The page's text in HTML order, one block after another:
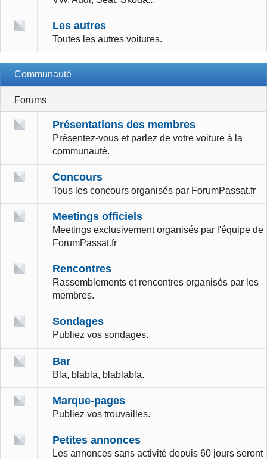
Les autres
Toutes les autres voitures.
Communauté
Forums
Présentations des membres
Présentez-vous et parlez de votre voiture à la
communauté.
Concours
Tous les concours organisés par ForumPassat.fr
Meetings officiels
Meetings exclusivement organisés par l'équipe de
ForumPassat.fr
Rencontres
Rassemblements et rencontres organisés par les
membres.
Sondages
Publiez vos sondages.
Bar
Bla, blabla, blablabla.
Marque-pages
Publiez vos trouvailles.
Petites annonces
Les annonces sans activité depuis 60 jours seront